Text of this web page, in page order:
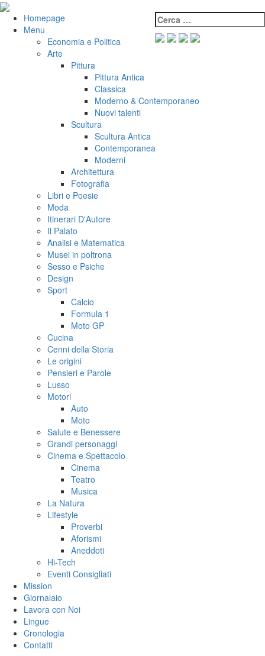
Salta
contenuto
VeniVidiVici Cerca:
Homepage
Menu
Economia e Politica
Arte
Pittura
Pittura Antica
Classica
Moderno & Contemporaneo
Nuovi talenti
Scultura
Scultura Antica
Contemporanea
Moderni
Architettura
Fotografia
Libri e Poesie
Moda
Itinerari D'Autore
Il Palato
Analisi e Matematica
Musei in poltrona
Sesso e Psiche
Design
Sport
Calcio
Formula 1
Moto GP
Cucina
Cenni della Storia
Le origini
Pensieri e Parole
Lusso
Motori
Auto
Moto
Salute e Benessere
Grandi personaggi
Cinema e Spettacolo
Cinema
Teatro
Musica
La Natura
Lifestyle
Proverbi
Aforismi
Aneddoti
Hi-Tech
Eventi Consigliati
Mission
Giornalaio
Lavora con Noi
Lingue
Cronologia
Contatti